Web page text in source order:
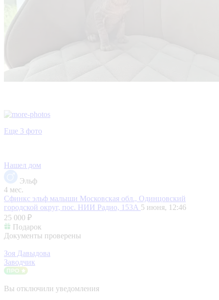
Еще 3 фото
Нашел дом
Эльф
4 мес.
Сфинкс эльф малыши Московская обл., Одинцовский
городской округ, пос. НИИ Радио, 153А 5 июня, 12:46
25 000 ₽
Подарок
Документы проверены
Зоя Давыдова
Заводчик
Вы отключили уведомления